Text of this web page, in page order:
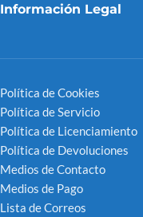
Información Legal
Política de Cookies
Política de Servicio
Política de Licenciamiento
Política de Devoluciones
Medios de Contacto
Medios de Pago
Lista de Correos